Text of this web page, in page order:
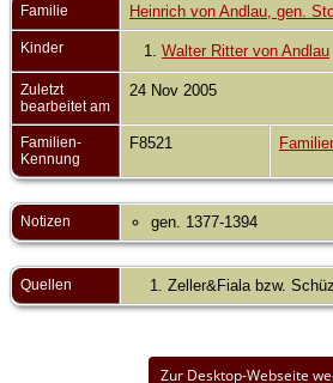
Familie Heinrich von Andlau, gen.
Kinder 1. Walter Ritter von Andlau
Zuletzt
bearbeitet am
24 Nov 2005
Familien-
Kennung
F8521
Notizen gen. 1377-1394
Quellen Zeller&Fiala bzw.
Zur Desktop-Webseite